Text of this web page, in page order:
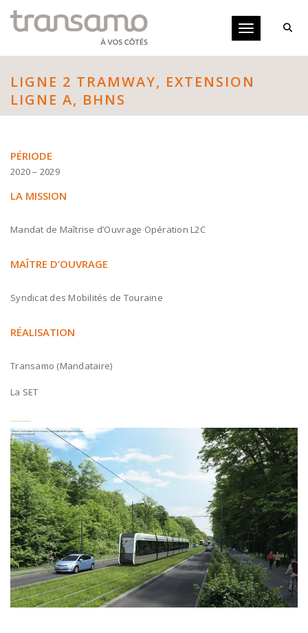
Toggle
LIGNE 2 TRAMWAY, EXTENSION
LIGNE A, BHNS
PÉRIODE
2020 – 2029
LA MISSION
Mandat de Maîtrise d’Ouvrage Opération L2C
MAÎTRE D’OUVRAGE
Syndicat des Mobilités de Touraine
RÉALISATION
Transamo (Mandataire)
La SET
Panneau de gestion des cookies